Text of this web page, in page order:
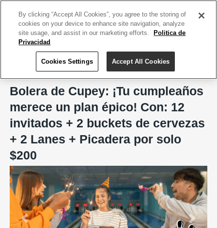
Bolera de Cupey
Bolera de Cupey: ¡Tu cumpleaños
merece un plan épico! Con: 12
invitados + 2 buckets de cervezas
+ 2 Lanes + Picadera por solo
$200
Previous Next
By clicking “Accept All Cookies”, you agree to the storing of
cookies on your device to enhance site navigation, analyze
site usage, and assist in our marketing efforts.
Politica de
Privacidad
Cookies Settings Accept All Cookies